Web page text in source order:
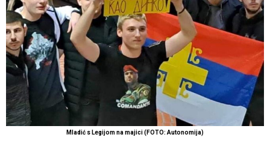
Mladić s Legijom na majici (FOTO: Autonomija)